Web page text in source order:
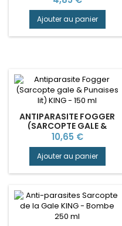
Ajouter au panier
ANTIPARASITE FOGGER
(SARCOPTE GALE &
PUNAISES LIT) KING - 150
ML
Prix
10,65 €
Ajouter au panier